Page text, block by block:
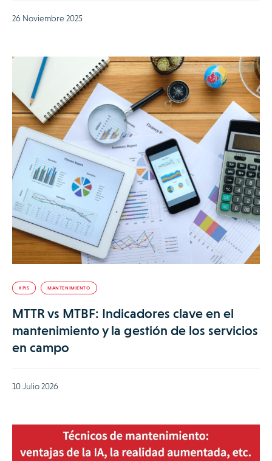
26 Noviembre 2025
KPIS MANTENIMIENTO
MTTR vs MTBF: Indicadores clave en el
mantenimiento y la gestión de los servicios
en campo
10 Julio 2026